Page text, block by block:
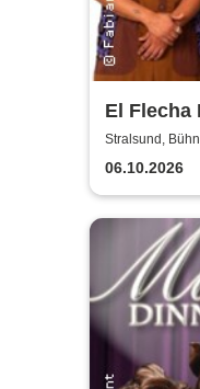
El Flecha
Stralsund,
06.10.2026